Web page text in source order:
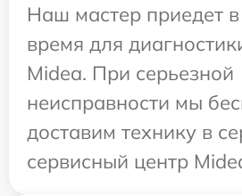
Наш мастер приедет
время для
Midea. При серьезной
неисправности мы
доставим технику в
сервисный центр